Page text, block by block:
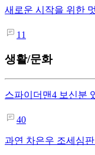
새로운 시작을 위한
11
생활/문화
스파이더맨4 보신분
40
과연 차은우 조세심